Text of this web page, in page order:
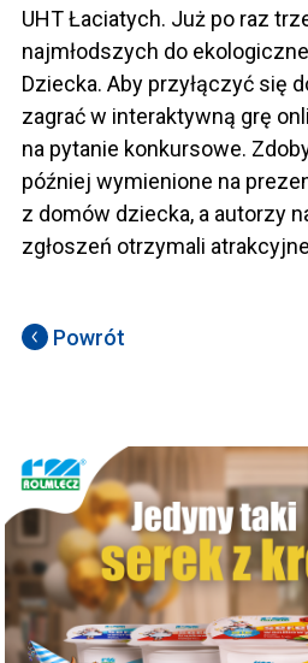
UHT Łaciatych. Już po raz
najmłodszych do
Dziecka. Aby przyłączyć się
zagrać w interaktywną grę
na pytanie konkursowe.
później wymienione na
z domów dziecka, a autorzy
zgłoszeń otrzymali
Powrót